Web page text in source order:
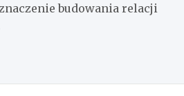
budowania relacji